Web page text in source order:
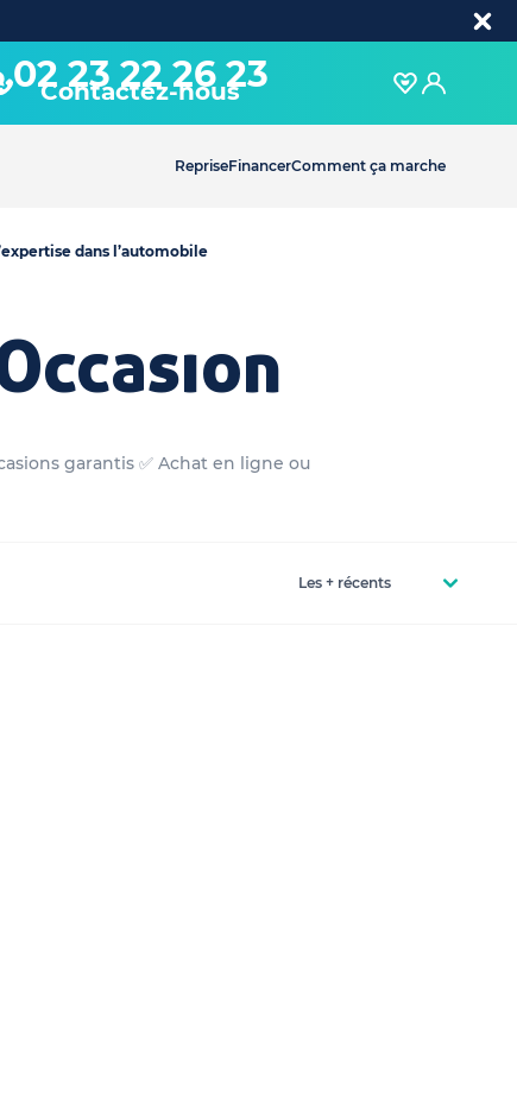
02 23 22 26 23
Contactez-nous
RepriseFinancerComment ça marche
dans l’automobile
garantis ✅ Achat en ligne ou